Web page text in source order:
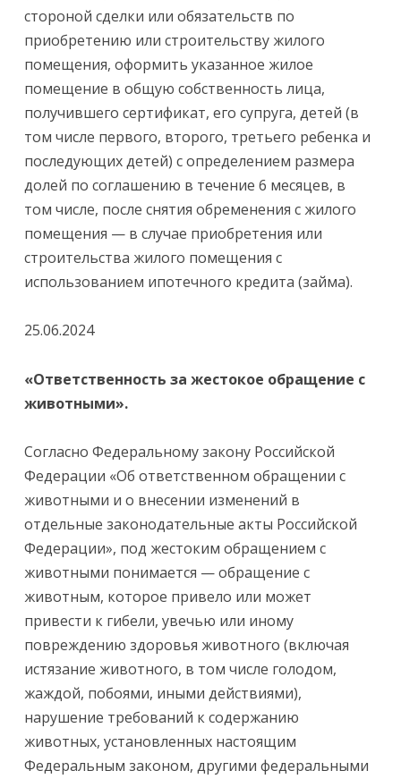
стороной сделки или обязательств по
приобретению или строительству жилого
помещения, оформить указанное жилое
помещение в общую собственность лица,
получившего сертификат, его супруга, детей (в
том числе первого, второго, третьего ребенка и
последующих детей) с определением размера
долей по соглашению в течение 6 месяцев, в
том числе, после снятия обременения с жилого
помещения — в случае приобретения или
строительства жилого помещения с
использованием ипотечного кредита (займа).
25.06.2024
«Ответственность за жестокое обращение с
животными».
Согласно Федеральному закону Российской
Федерации «Об ответственном обращении с
животными и о внесении изменений в
отдельные законодательные акты Российской
Федерации», под жестоким обращением с
животными понимается — обращение с
животным, которое привело или может
привести к гибели, увечью или иному
повреждению здоровья животного (включая
истязание животного, в том числе голодом,
жаждой, побоями, иными действиями),
нарушение требований к содержанию
животных, установленных настоящим
Федеральным законом, другими федеральными